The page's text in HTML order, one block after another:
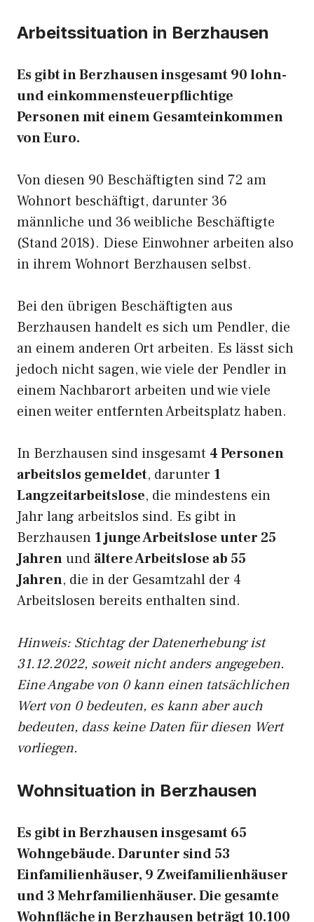
Arbeitssituation in Berzhausen
Es gibt in Berzhausen insgesamt 90 lohn-
und einkommensteuerpflichtige
Personen mit einem Gesamteinkommen
von Euro.
Von diesen 90 Beschäftigten sind 72 am
Wohnort beschäftigt, darunter 36
männliche und 36 weibliche Beschäftigte
(Stand 2018). Diese Einwohner arbeiten also
in ihrem Wohnort Berzhausen selbst.
Bei den übrigen Beschäftigten aus
Berzhausen handelt es sich um Pendler, die
an einem anderen Ort arbeiten. Es lässt sich
jedoch nicht sagen, wie viele der Pendler in
einem Nachbarort arbeiten und wie viele
einen weiter entfernten Arbeitsplatz haben.
In Berzhausen sind insgesamt 4 Personen
arbeitslos gemeldet, darunter 1
Langzeitarbeitslose, die mindestens ein
Jahr lang arbeitslos sind. Es gibt in
Berzhausen 1 junge Arbeitslose unter 25
Jahrenund ältere Arbeitslose ab 55
Jahren, die in der Gesamtzahl der 4
Arbeitslosen bereits enthalten sind.
Hinweis: Stichtag der Datenerhebung ist
31.12.2022, soweit nicht anders angegeben.
Eine Angabe von 0 kann einen tatsächlichen
Wert von 0 bedeuten, es kann aber auch
bedeuten, dass keine Daten für diesen Wert
vorliegen.
Wohnsituation in Berzhausen
Es gibt in Berzhausen insgesamt 65
Wohngebäude. Darunter sind 53
Einfamilienhäuser, 9 Zweifamilienhäuser
und 3 Mehrfamilienhäuser. Die gesamte
Wohnfläche in Berzhausen beträgt 10.100